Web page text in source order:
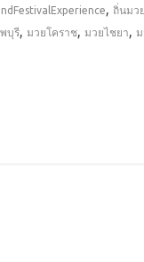
, ถิ่นมว
บุรี, มวยโคราช, มวยไชยา, ม